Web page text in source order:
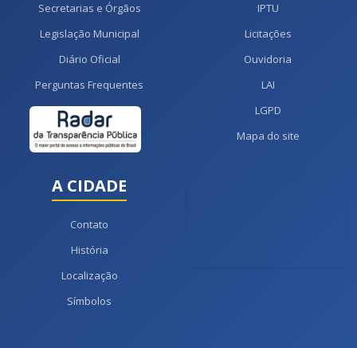
Secretarias e Órgãos
Legislação Municipal
Diário Oficial
Perguntas Frequentes
IPTU
Licitações
Ouvidoria
LAI
LGPD
Mapa do site
A CIDADE
Contato
História
Localização
Símbolos